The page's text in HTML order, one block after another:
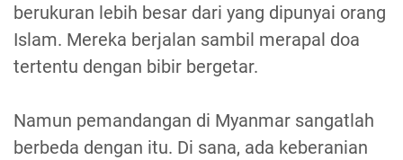
berukuran lebih besar dari yang dipunyai orang
Islam. Mereka berjalan sambil merapal doa
tertentu dengan bibir bergetar.
Namun pemandangan di Myanmar sangatlah
berbeda dengan itu. Di sana, ada keberanian